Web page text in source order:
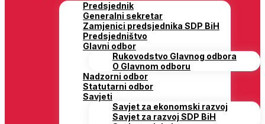
Predsjednik
Generalni sekretar
Zamjenici predsjednika SDP BiH
Predsjedništvo
Glavni odbor
Rukovodstvo Glavnog odbora
O Glavnom odboru
Nadzorni odbor
Statutarni odbor
Savjeti
Savjet za ekonomski razvoj
Savjet za razvoj SDP BiH